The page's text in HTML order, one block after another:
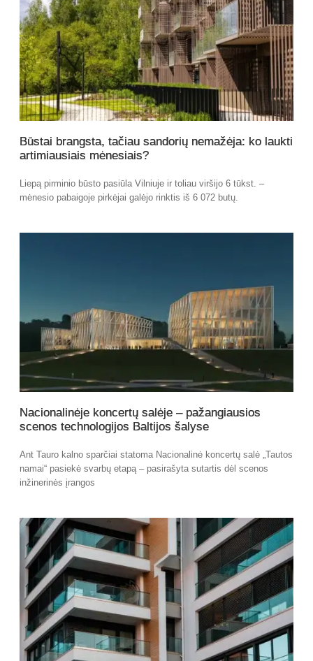
Būstai brangsta, tačiau sandorių nemažėja: ko laukti
artimiausiais mėnesiais?
Liepą pirminio būsto pasiūla Vilniuje ir toliau viršijo 6 tūkst. –
mėnesio pabaigoje pirkėjai galėjo rinktis iš 6 072 butų.
Nacionalinėje koncertų salėje – pažangiausios
scenos technologijos Baltijos šalyse
Ant Tauro kalno sparčiai statoma Nacionalinė koncertų salė „Tautos
namai“ pasiekė svarbų etapą – pasirašyta sutartis dėl scenos
inžinerinės įrangos